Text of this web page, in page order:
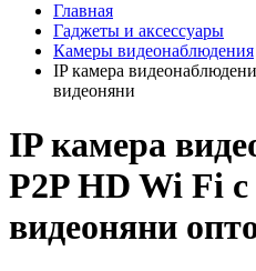
Главная
Гаджеты и аксессуары
Камеры видеонаблюдения
IP камера
видеоняни
IP камера
P2P HD Wi Fi
видеоняни